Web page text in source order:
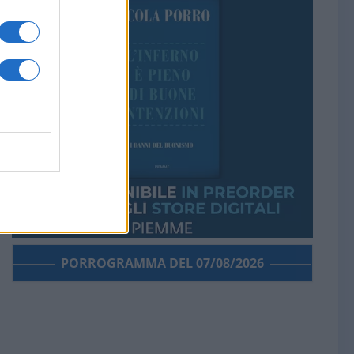
PORROGRAMMA DEL 07/08/2026